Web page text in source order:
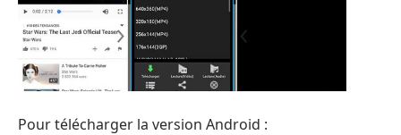
Pour télécharger la version Android :